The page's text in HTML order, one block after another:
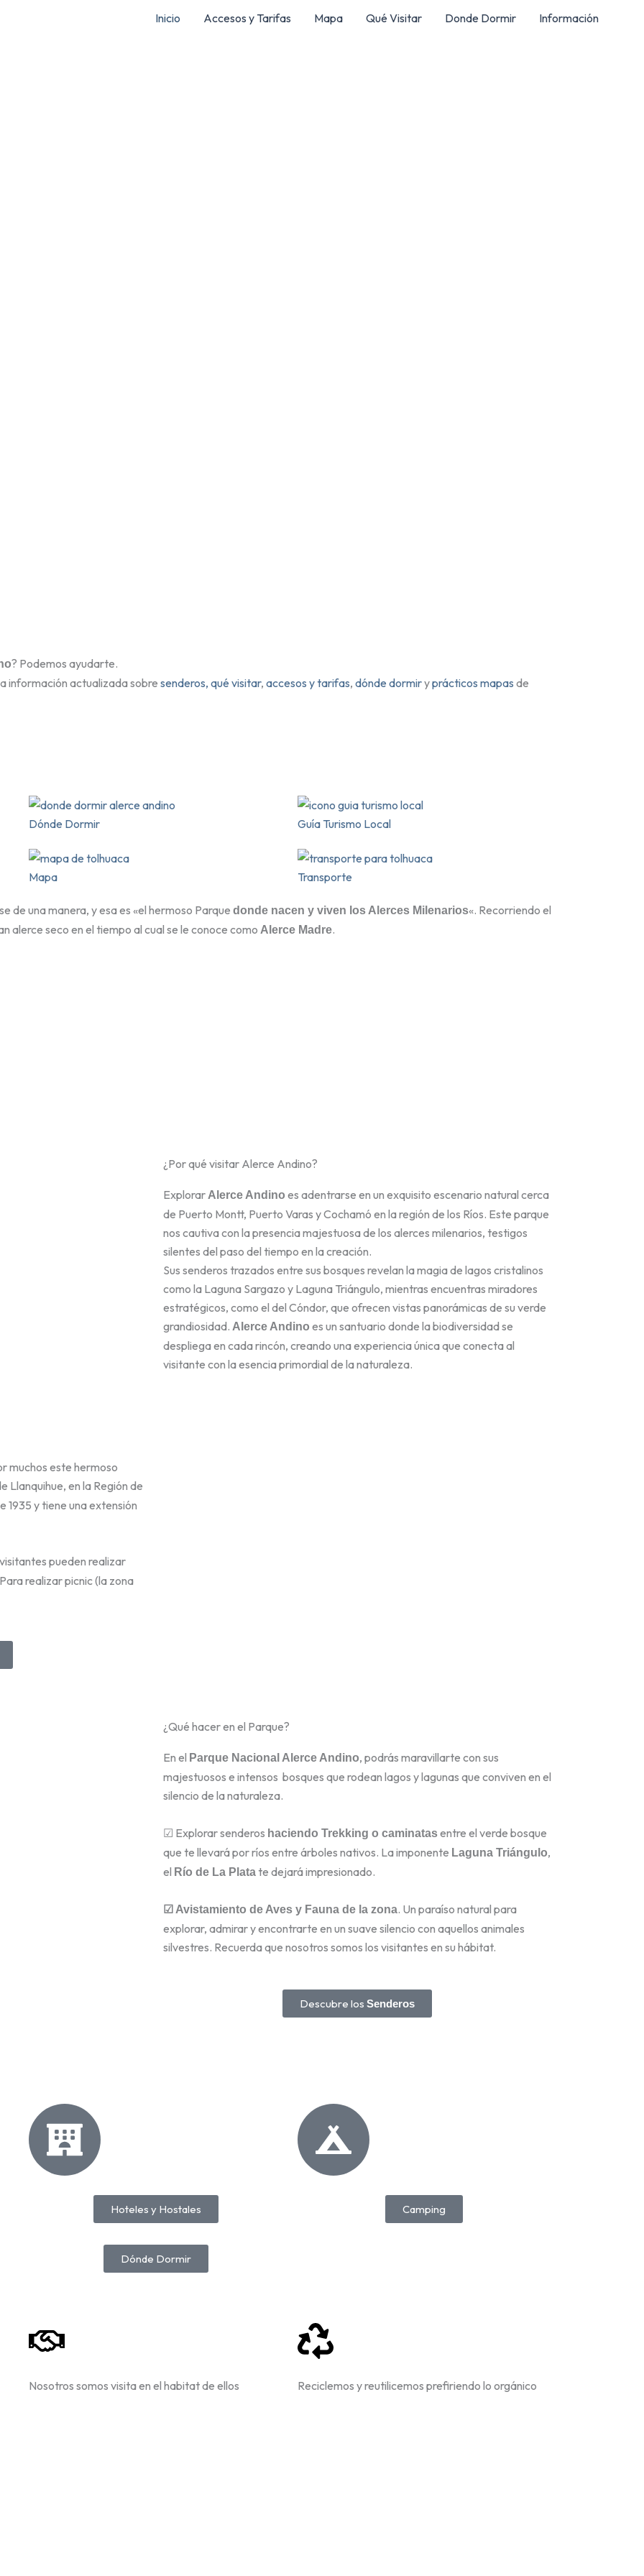
Inicio Accesos y Tarifas Mapa Qué Visitar Donde Dormir Información
? Podemos ayudarte.
información actualizada sobre senderos, qué visitar, accesos y tarifas, dónde dormiryprácticos mapas de
Dónde Dormir Guía Turismo Local
Mapa Transporte
de una manera, y esa es «el hermoso Parque donde nacen y viven los Alerces Milenarios«. Recorriendo el
alerce seco en el tiempo al cual se le conoce como Alerce Madre.
¿Por qué visitar Alerce Andino?
Explorar Alerce Andino es adentrarse en un exquisito escenario natural cerca
de Puerto Montt, Puerto Varas y Cochamó en la región de los Ríos. Este parque
nos cautiva con la presencia majestuosa de los alerces milenarios, testigos
silentes del paso del tiempo en la creación.
Sus senderos trazados entre sus bosques revelan la magia de lagos cristalinos
como la Laguna Sargazo y Laguna Triángulo, mientras encuentras miradores
estratégicos, como el del Cóndor, que ofrecen vistas panorámicas de su verde
grandiosidad. Alerce Andino es un santuario donde la biodiversidad se
despliega en cada rincón, creando una experiencia única que conecta al
visitante con la esencia primordial de la naturaleza.
muchos este hermoso
Llanquihue, en la Región de
1935 y tiene una extensión
pueden realizar
realizar picnic (la zona
¿Qué hacer en el Parque?
En el Parque Nacional Alerce Andino, podrás maravillarte con sus
majestuosos e intensos bosques que rodean lagos y lagunas que conviven en el
silencio de la naturaleza.
☑ Explorar senderos haciendo Trekking o caminatasentre el verde bosque
que te llevará por ríos entre árboles nativos. La imponente Laguna Triángulo,
el Río de La Platate dejará impresionado.
☑ Avistamiento de Aves y Fauna de la zona. Un paraíso natural para
explorar, admirar y encontrarte en un suave silencio con aquellos animales
silvestres. Recuerda que nosotros somos los visitantes en su hábitat.
Descubre los Senderos
Hoteles y Hostales Camping
Dónde Dormir
Nosotros somos visita en el habitat de ellos Reciclemos y reutilicemos prefiriendo lo orgánico